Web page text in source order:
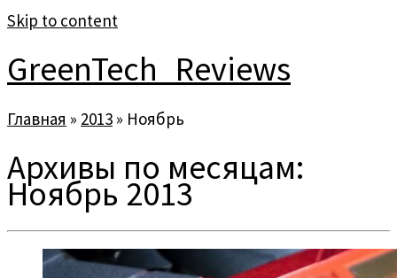
Skip to content
GreenTech_Reviews
Главная » 2013 » Ноябрь
Архивы по месяцам:
Ноябрь 2013